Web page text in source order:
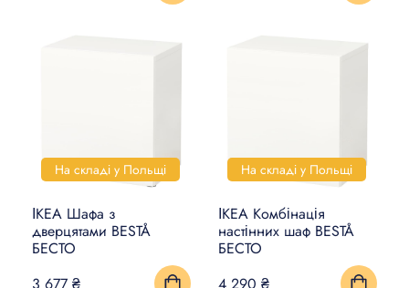
На складі у Польщі
ІКЕА Шафа з
дверцятами BESTÅ
БЕСТО
3 677 ₴
На складі у Польщі
ІКЕА Комбінація
настінних шаф BESTÅ
БЕСТО
4 290 ₴